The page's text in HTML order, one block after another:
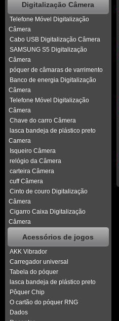
Digitalização Câmera
Telefone Móvel Digitalização
Câmera
Cabo USB Digitalização Câmera
SAMSUNG S5 Digitalização
Câmera
póquer de câmaras de varrimento
Banco de energia Digitalização
Câmera
Telefone Móvel Digitalização
Câmera
Chave do carro Câmera
lasca bandeja de plástico preto
Camera
Isqueiro Câmera
relógio da Câmera
carteira Câmera
cuff Câmera
Cinto de couro Digitalização
Câmera
Cigarro Caixa Digitalização
Câmera
Acessórios de jogos
AKK Vibrador
Carregador universal
Tabela do póquer
lasca bandeja de plástico preto
Pôquer Chip
O cartão do póquer RNG
Dados